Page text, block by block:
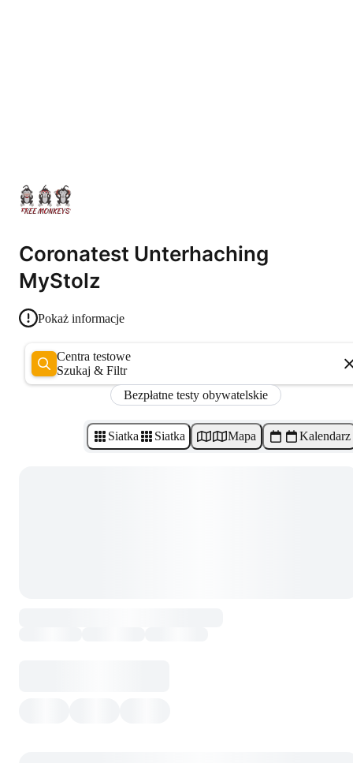
Coronatest Unterhaching
MyStolz
Pokaż informacje
Centra testowe
Szukaj & Filtr
Bezpłatne testy obywatelskie
Siatka Siatka Mapa Kalendarz